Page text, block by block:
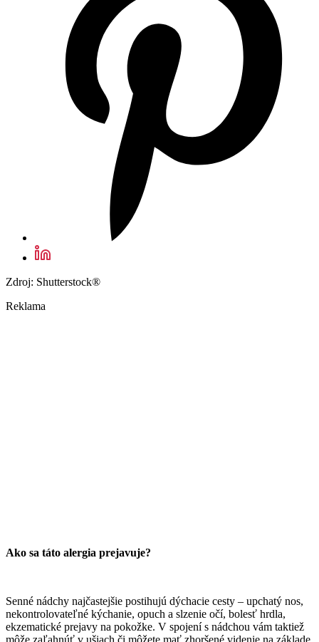
Zdroj: Shutterstock®
Reklama
Ako sa táto alergia prejavuje?
Senné nádchy najčastejšie postihujú dýchacie cesty – upchatý nos,
nekontrolovateľné kýchanie, opuch a slzenie očí, bolesť hrdla,
ekzematické prejavy na pokožke. V spojení s nádchou vám taktiež